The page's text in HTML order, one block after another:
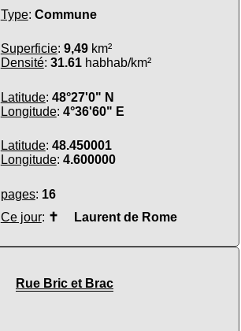
Type: Commune
Superficie: 9,49km²
Densité: 31.61habhab/km²
Latitude: 48°27'0" N
Longitude: 4°36'60" E
Latitude: 48.450001
Longitude: 4.600000
pages: 16
Ce jour: ✝ Laurent de Rome
Rue Bric et Brac